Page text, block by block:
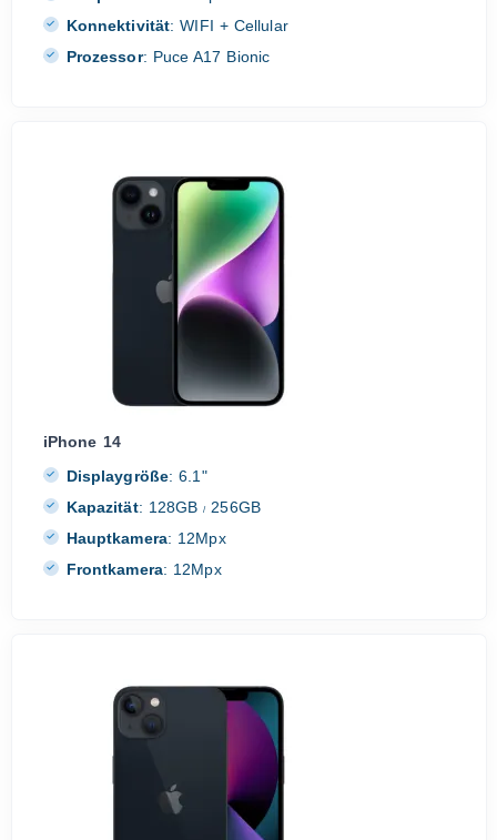
Konnektivität: WIFI + Cellular
Prozessor: Puce A17 Bionic
iPhone 14
Displaygröße: 6.1"
Kapazität: 128GB/ 256GB
Hauptkamera: 12Mpx
Frontkamera: 12Mpx